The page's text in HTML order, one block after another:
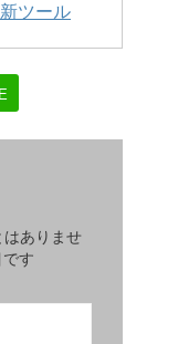
ツール
はありませ
す